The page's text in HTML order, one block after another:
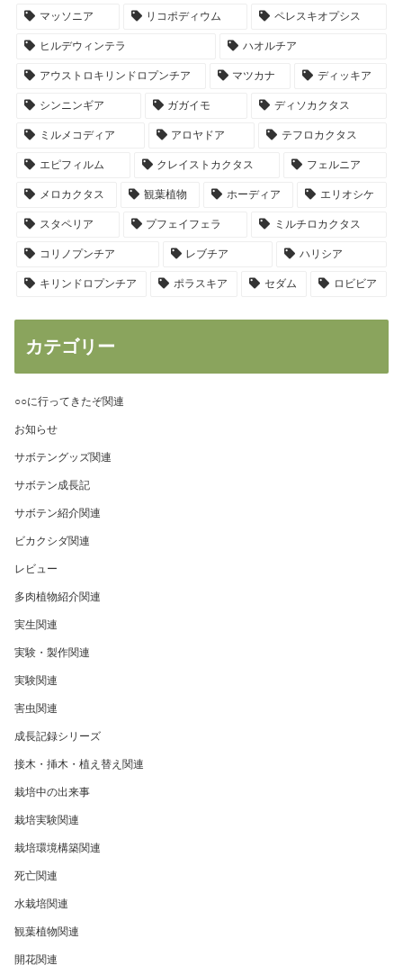
マッソニア リコポディウム ペレスキオプシス
ヒルデウィンテラ ハオルチア
アウストロキリンドロプンチア マツカナ ディッキア
シンニンギア ガガイモ ディソカクタス
ミルメコディア アロヤドア テフロカクタス
エピフィルム クレイストカクタス フェルニア
メロカクタス 観葉植物 ホーディア エリオシケ
スタペリア プフェイフェラ ミルチロカクタス
コリノプンチア レブチア ハリシア
キリンドロプンチア ポラスキア セダム ロビビア
カテゴリー
○○に行ってきたぞ関連
お知らせ
サボテングッズ関連
サボテン成長記
サボテン紹介関連
ビカクシダ関連
レビュー
多肉植物紹介関連
実生関連
実験・製作関連
実験関連
害虫関連
成長記録シリーズ
接木・挿木・植え替え関連
栽培中の出来事
栽培実験関連
栽培環境構築関連
死亡関連
水栽培関連
観葉植物関連
開花関連